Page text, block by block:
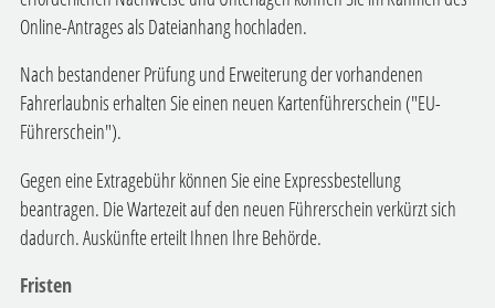
Online-Antrages als Dateianhang hochladen.
Nach bestandener Prüfung und Erweiterung der vorhandenen
Fahrerlaubnis erhalten Sie einen neuen Kartenführerschein ("EU-
Führerschein").
Gegen eine Extragebühr können Sie eine Expressbestellung
beantragen. Die Wartezeit auf den neuen Führerschein verkürzt sich
dadurch. Auskünfte erteilt Ihnen Ihre Behörde.
Fristen